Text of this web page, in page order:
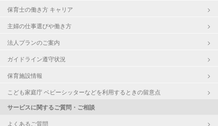
保育士の働き方 キャリア
主婦の仕事選びや働き方
法人プランのご案内
ガイドライン遵守状況
保育施設情報
こども家庭庁 ベビーシッターなどを利用するときの留意点
サービスに関するご質問・ご相談
よくあるご質問